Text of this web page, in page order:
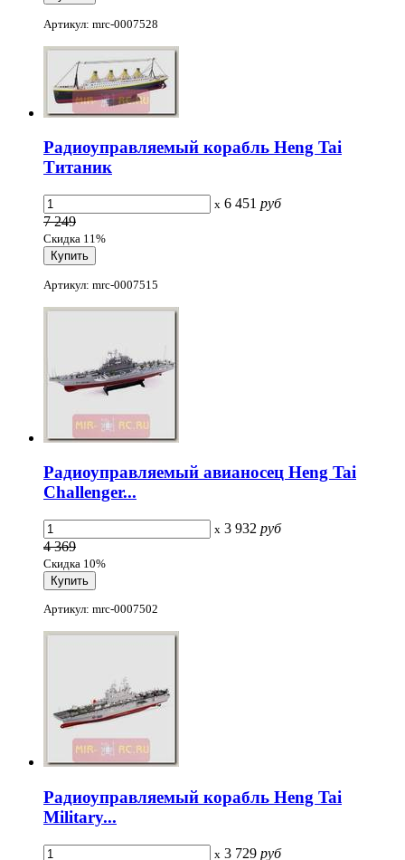
Артикул: mrc-0007528
Радиоуправляемый корабль Heng Tai
Титаник
x 6 451 руб
7 249
Скидка 11%
Артикул: mrc-0007515
Радиоуправляемый авианосец Heng Tai
Challenger...
x 3 932 руб
4 369
Скидка 10%
Артикул: mrc-0007502
Радиоуправляемый корабль Heng Tai
Military...
x 3 729 руб